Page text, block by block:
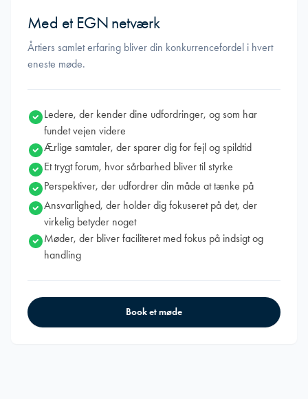
Med et EGN netværk
Årtiers samlet erfaring bliver din konkurrencefordel i hvert
eneste møde.
Ledere, der kender dine udfordringer, og som har
fundet vejen videre
Ærlige samtaler, der sparer dig for fejl og spildtid
Et trygt forum, hvor sårbarhed bliver til styrke
Perspektiver, der udfordrer din måde at tænke på
Ansvarlighed, der holder dig fokuseret på det, der
virkelig betyder noget
Møder, der bliver faciliteret med fokus på indsigt og
handling
Book et møde